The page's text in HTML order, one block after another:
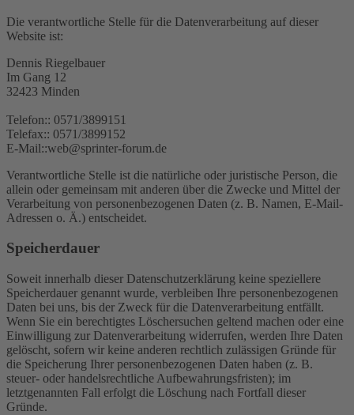
Die verantwortliche Stelle für die Datenverarbeitung auf dieser
Website ist:
Dennis Riegelbauer
Im Gang 12
32423 Minden
Telefon:: 0571/3899151
Telefax:: 0571/3899152
E-Mail::web@sprinter-forum.de
Verantwortliche Stelle ist die natürliche oder juristische Person, die
allein oder gemeinsam mit anderen über die Zwecke und Mittel der
Verarbeitung von personenbezogenen Daten (z. B. Namen, E-Mail-
Adressen o. Ä.) entscheidet.
Speicherdauer
Soweit innerhalb dieser Datenschutzerklärung keine speziellere
Speicherdauer genannt wurde, verbleiben Ihre personenbezogenen
Daten bei uns, bis der Zweck für die Datenverarbeitung entfällt.
Wenn Sie ein berechtigtes Löschersuchen geltend machen oder eine
Einwilligung zur Datenverarbeitung widerrufen, werden Ihre Daten
gelöscht, sofern wir keine anderen rechtlich zulässigen Gründe für
die Speicherung Ihrer personenbezogenen Daten haben (z. B.
steuer- oder handelsrechtliche Aufbewahrungsfristen); im
letztgenannten Fall erfolgt die Löschung nach Fortfall dieser
Gründe.